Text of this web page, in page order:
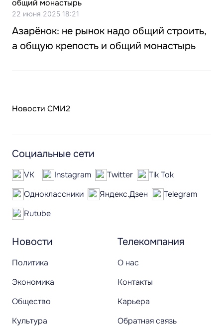
22 июня 2025 18:21
Азарёнок: не рынок надо общий строить,
а общую крепость и общий монастырь
Новости СМИ2
Новости
Политика
Экономика
Общество
Культура
Телекомпания
О нас
Контакты
Карьера
Обратная связь
Социальные сети
VK Instagram Twitter
Tik Tok
Одноклассники
Яндекс.Дзен
Telegram
Rutube